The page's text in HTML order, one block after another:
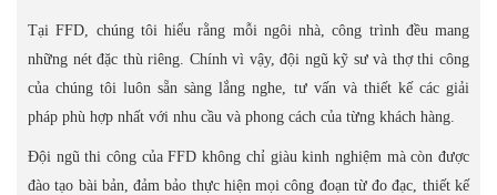
Tại FFD, chúng tôi hiểu rằng mỗi ngôi nhà, công trình đều mang
những nét đặc thù riêng. Chính vì vậy, đội ngũ kỹ sư và thợ thi công
của chúng tôi luôn sẵn sàng lắng nghe, tư vấn và thiết kế các giải
pháp phù hợp nhất với nhu cầu và phong cách của từng khách hàng.
Đội ngũ thi công của FFD không chỉ giàu kinh nghiệm mà còn được
đào tạo bài bản, đảm bảo thực hiện mọi công đoạn từ đo đạc, thiết kế